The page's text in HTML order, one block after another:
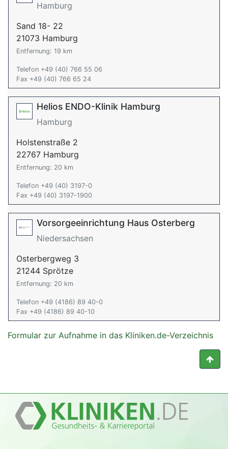
Hamburg
Sand 18- 22
21073 Hamburg
Entfernung: 19 km
Telefon +49 (40) 766 55 06
Fax +49 (40) 766 65 24
Helios ENDO-Klinik Hamburg
Hamburg
Holstenstraße 2
22767 Hamburg
Entfernung: 20 km
Telefon +49 (40) 3197-0
Fax +49 (40) 3197-1900
Vorsorgeeinrichtung Haus Osterberg
Niedersachsen
Osterbergweg 3
21244 Sprötze
Entfernung: 20 km
Telefon +49 (4186) 89 40-0
Fax +49 (4186) 89 40-10
Formular zur Aufnahme in das Kliniken.de-Verzeichnis